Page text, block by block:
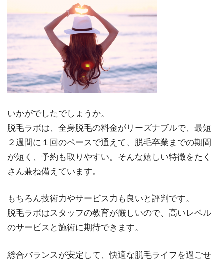
いかがでしたでしょうか。
脱毛ラボは、全身脱毛の料金がリーズナブルで、最短
２週間に１回のペースで通えて、脱毛卒業までの期間
が短く、予約も取りやすい。そんな嬉しい特徴をたく
さん兼ね備えています。
もちろん技術力やサービス力も良いと評判です。
脱毛ラボはスタッフの教育が厳しいので、高いレベル
のサービスと施術に期待できます。
総合バランスが安定して、快適な脱毛ライフを過ごせ